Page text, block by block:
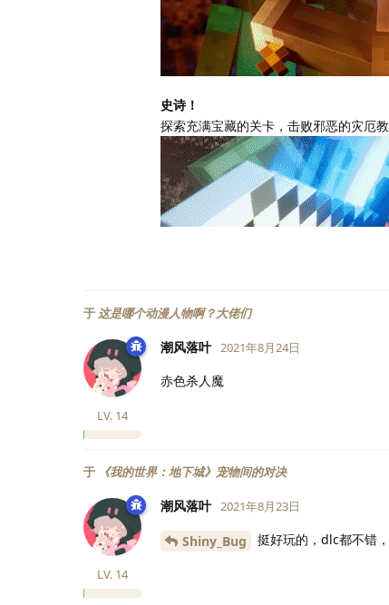
史诗！
探索充满宝藏的关卡，击败邪恶的灾厄教
于 这是哪个动漫人物啊？大佬们
潮风落叶
LV. 14
2021年8月24日
赤色杀人魔
于 《我的世界：地下城》宠物间的对决
潮风落叶
LV. 14
2021年8月23日
Shiny_Bug 挺好玩的，dlc都不错